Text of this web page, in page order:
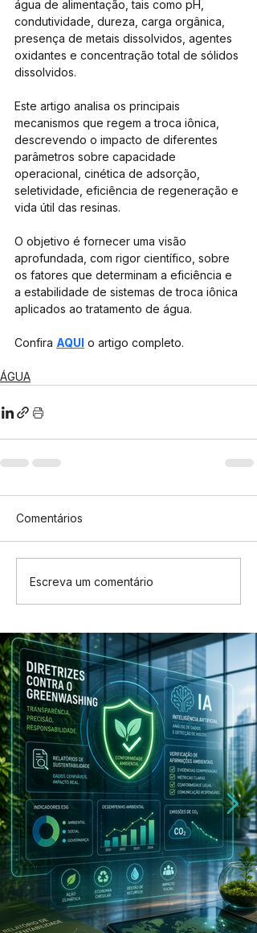
água de alimentação, tais como pH,
condutividade, dureza, carga orgânica,
presença de metais dissolvidos, agentes
oxidantes e concentração total de sólidos
dissolvidos.
Este artigo analisa os principais
mecanismos que regem a troca iônica,
descrevendo o impacto de diferentes
parâmetros sobre capacidade
operacional, cinética de adsorção,
seletividade, eficiência de regeneração e
vida útil das resinas.
O objetivo é fornecer uma visão
aprofundada, com rigor científico, sobre
os fatores que determinam a eficiência e
a estabilidade de sistemas de troca iônica
aplicados ao tratamento de água.
Confira AQUI o artigo completo.
ÁGUA
Comentários
Escreva um comentário